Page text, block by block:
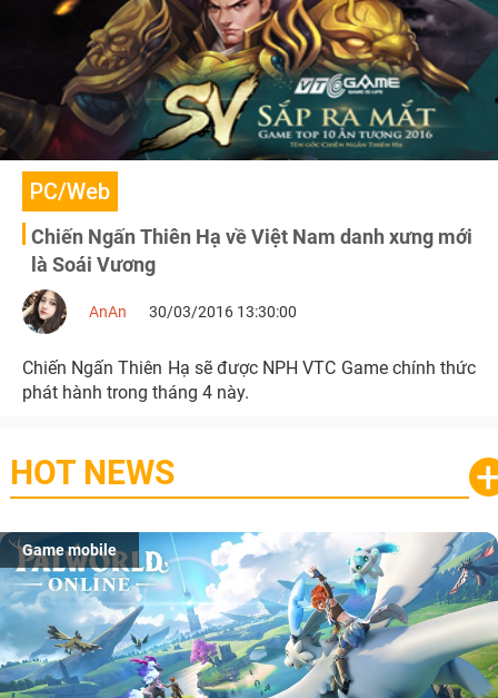
PC/Web
Chiến Ngấn Thiên Hạ về Việt Nam danh xưng mới
là Soái Vương
AnAn 30/03/2016 13:30:00
Chiến Ngấn Thiên Hạ sẽ được NPH VTC Game chính thức
phát hành trong tháng 4 này.
HOT NEWS
Game mobile